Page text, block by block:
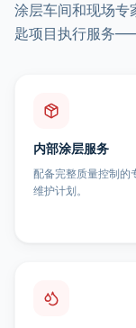
涂层车间和现场专
匙项目执行服务
内部涂层服务
配备完整质量控制
维护计划。